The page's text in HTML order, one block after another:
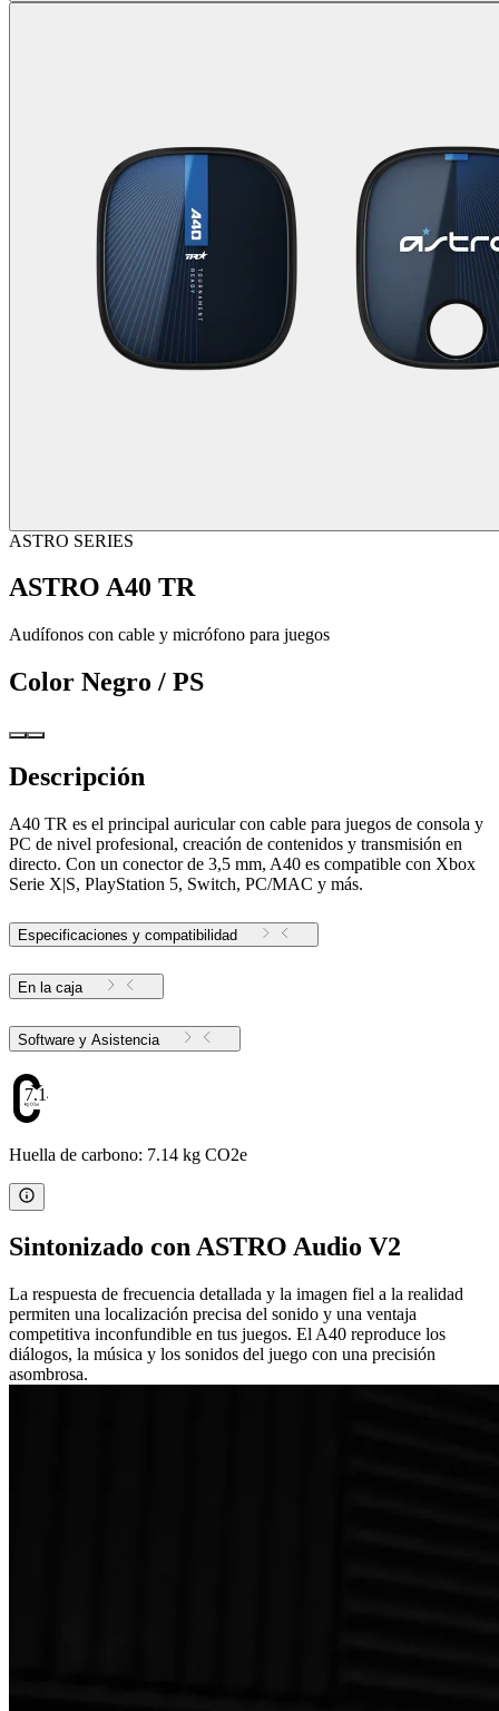
ASTRO SERIES
ASTRO A40 TR
Audífonos con cable y micrófono para juegos
Color Negro / PS
Descripción
A40 TR es el principal auricular con cable para juegos de consola y
PC de nivel profesional, creación de contenidos y transmisión en
directo. Con un conector de 3,5 mm, A40 es compatible con Xbox
Serie X|S, PlayStation 5, Switch, PC/MAC y más.
Especificaciones y compatibilidad
En la caja
Software y Asistencia
7.14
Huella de carbono: 7.14 kg CO2e
Sintonizado con ASTRO Audio V2
La respuesta de frecuencia detallada y la imagen fiel a la realidad
permiten una localización precisa del sonido y una ventaja
competitiva inconfundible en tus juegos. El A40 reproduce los
diálogos, la música y los sonidos del juego con una precisión
asombrosa.